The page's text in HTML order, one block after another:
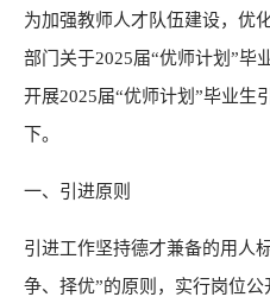
为加强教师人才队伍建设，优
部门关于2025届“优师计划”毕
开展2025届“优师计划”毕业生
下。
一、引进原则
引进工作坚持德才兼备的用人
争、择优”的原则，实行岗位